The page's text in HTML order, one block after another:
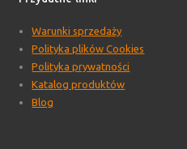
Warunki sprzedaży
Polityka plików Cookies
Polityka prywatności
Katalog produktów
Blog